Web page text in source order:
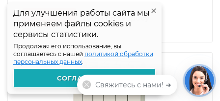
Для улучшения работы сайта мы
применяем файлы cookies и
сервисы статистики.
Продолжая его использование, вы
соглашаетесь с нашей политикой обработки
персональных данных.
СОГЛАШАЮСЬ
В КОРЗИНУ Цена по запросу
Для улучшения работы сайта мы
применяем файлы cookies и
сервисы статистики.
Продолжая его использование, вы
соглашаетесь с нашей политикой обработки
персональных данных.
СОГЛАШАЮСЬ
Свяжитесь с нами! ➜